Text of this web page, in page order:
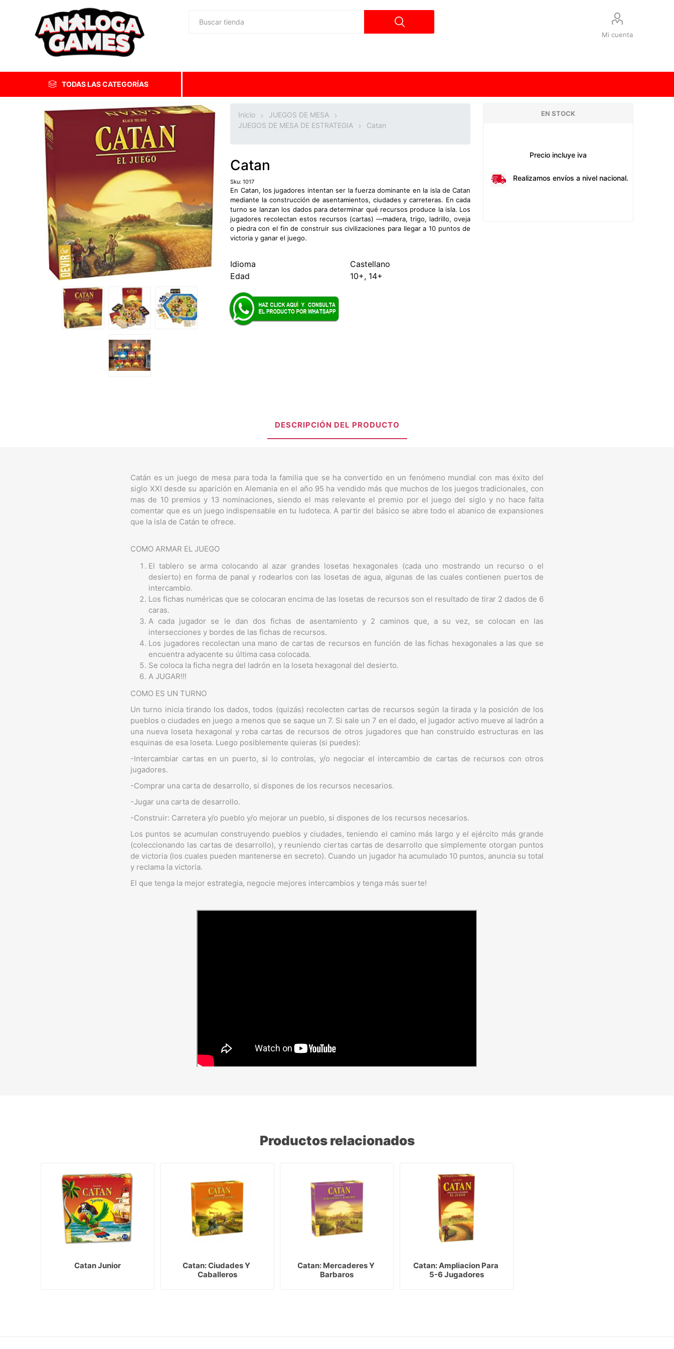
Mi cuenta
TODAS LAS CATEGORÍAS
Inicio
JUEGOS DE MESA
JUEGOS DE MESA DE ESTRATEGIA
Catan
Catan
Sku: 1017
En Catan, los jugadores intentan ser la fuerza dominante en la isla de Catan
mediante la construcción de asentamientos, ciudades y carreteras. En cada
turno se lanzan los dados para determinar qué recursos produce la isla. Los
jugadores recolectan estos recursos (cartas) —madera, trigo, ladrillo, oveja
o piedra con el fin de construir sus civilizaciones para llegar a 10 puntos de
victoria y ganar el juego.
Idioma
Castellano
Edad
10+, 14+
EN STOCK
Precio incluye iva
Realizamos envíos a nivel nacional.
DESCRIPCIÓN DEL PRODUCTO
Catán es un juego de mesa para toda la familia que se ha convertido en un fenómeno mundial con mas éxito del
siglo XXI desde su aparición en Alemania en el año 95 ha vendido más que muchos de los juegos tradicionales, con
mas de 10 premios y 13 nominaciones, siendo el mas relevante el premio por el juego del siglo y no hace falta
comentar que es un juego indispensable en tu ludoteca. A partir del básico se abre todo el abanico de expansiones
que la isla de Catán te ofrece.
COMO ARMAR EL JUEGO
El tablero se arma colocando al azar grandes losetas hexagonales (cada uno mostrando un recurso o el
desierto) en forma de panal y rodearlos con las losetas de agua, algunas de las cuales contienen puertos de
intercambio.
Los fichas numéricas que se colocaran encima de las losetas de recursos son el resultado de tirar 2 dados de 6
caras.
A cada jugador se le dan dos fichas de asentamiento y 2 caminos que, a su vez, se colocan en las
intersecciones y bordes de las fichas de recursos.
Los jugadores recolectan una mano de cartas de recursos en función de las fichas hexagonales a las que se
encuentra adyacente su última casa colocada.
Se coloca la ficha negra del ladrón en la loseta hexagonal del desierto.
A JUGAR!!!
COMO ES UN TURNO
Un turno inicia tirando los dados, todos (quizás) recolecten cartas de recursos según la tirada y la posición de los
pueblos o ciudades en juego a menos que se saque un 7. Si sale un 7 en el dado, el jugador activo mueve al ladrón a
una nueva loseta hexagonal y roba cartas de recursos de otros jugadores que han construido estructuras en las
esquinas de esa loseta. Luego posiblemente quieras (si puedes):
-Intercambiar cartas en un puerto, si lo controlas, y/o negociar el intercambio de cartas de recursos con otros
jugadores.
-Comprar una carta de desarrollo, si dispones de los recursos necesarios.
-Jugar una carta de desarrollo.
-Construir: Carretera y/o pueblo y/o mejorar un pueblo, si dispones de los recursos necesarios.
Los puntos se acumulan construyendo pueblos y ciudades, teniendo el camino más largo y el ejército más grande
(coleccionando las cartas de desarrollo), y reuniendo ciertas cartas de desarrollo que simplemente otorgan puntos
de victoria (los cuales pueden mantenerse en secreto). Cuando un jugador ha acumulado 10 puntos, anuncia su total
y reclama la victoria.
El que tenga la mejor estrategia, negocie mejores intercambios y tenga más suerte!
Productos relacionados
Catan Junior
Catan: Ciudades Y
Caballeros
Catan: Mercaderes Y
Barbaros
Catan: Ampliacion Para
5-6 Jugadores